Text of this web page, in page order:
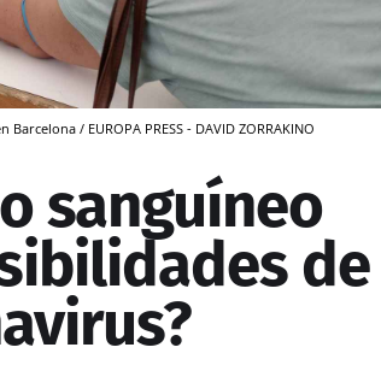
/ EUROPA PRESS - DAVID ZORRAKINO
sanguíneo
de